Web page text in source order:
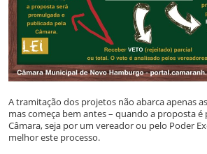
A tramitação dos projetos não abarca apenas
mas começa bem antes – quando a proposta
Câmara, seja por um vereador ou pelo Poder
melhor este processo.